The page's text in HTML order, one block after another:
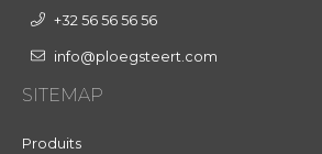
+32 56 56 56 56
info@ploegsteert.com
SITEMAP
Produits